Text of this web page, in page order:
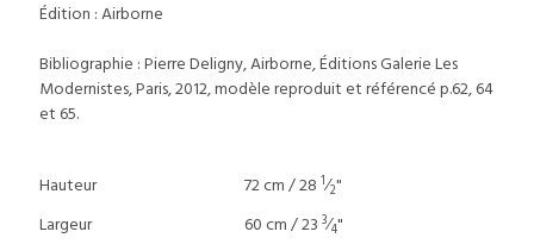
Édition : Airborne
Bibliographie : Pierre Deligny, Airborne, Éditions Galerie Les
Modernistes, Paris, 2012, modèle reproduit et référencé p.62, 64
et 65.
Hauteur 72 cm / 28 1⁄2"
Largeur
60 cm / 23 3⁄4"